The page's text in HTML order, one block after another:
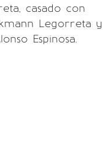
casado con
Legorreta y
Espinosa.